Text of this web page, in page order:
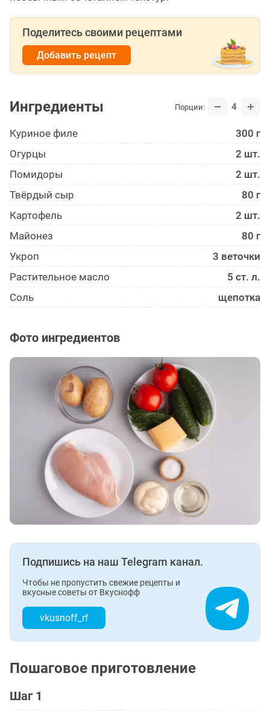
Поделитесь своими рецептами
Добавить рецепт
Ингредиенты Порции: 4
Куриное филе
300 г
Огурцы
2 шт.
Помидоры
2 шт.
Твёрдый сыр
80 г
Картофель
2 шт.
Майонез
80 г
Укроп
3 веточки
Растительное масло
5 ст. л.
Соль
щепотка
Фото ингредиентов
Подпишись на наш Telegram канал.
Чтобы не пропустить свежие рецепты и
вкусные советы от Вкуснофф
vkusnoff_rf
Пошаговое приготовление
Шаг 1